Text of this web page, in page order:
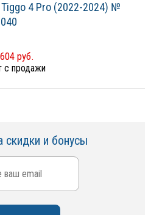
Tiggo 4 Pro (2022-2024) №
руб.
с продажи
скидки и бонусы